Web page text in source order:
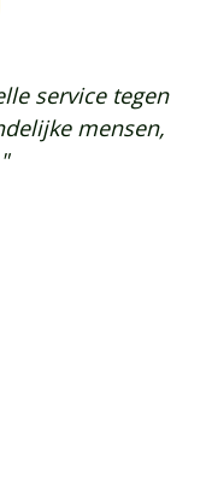
service tegen
mensen,